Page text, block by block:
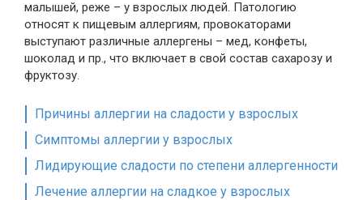
малышей, реже – у взрослых людей. Патологию
относят к пищевым аллергиям, провокаторами
выступают различные аллергены – мед, конфеты,
шоколад и пр., что включает в свой состав сахарозу и
фруктозу.
Причины аллергии на сладости у взрослых
Симптомы аллергии у взрослых
Лидирующие сладости по степени аллергенности
Лечение аллергии на сладкое у взрослых